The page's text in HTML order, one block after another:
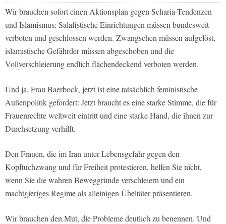
Wir brauchen sofort einen Aktionsplan gegen Scharia-Tendenzen
und Islamismus: Salafistische Einrichtungen müssen bundesweit
verboten und geschlossen werden. Zwangsehen müssen aufgelöst,
islamistische Gefährder müssen abgeschoben und die
Vollverschleierung endlich flächendeckend verboten werden.
Und ja, Frau Baerbock, jetzt ist eine tatsächlich feministische
Außenpolitik gefordert: Jetzt braucht es eine starke Stimme, die für
Frauenrechte weltweit eintritt und eine starke Hand, die ihnen zur
Durchsetzung verhilft.
Den Frauen, die im Iran unter Lebensgefahr gegen den
Kopftuchzwang und für Freiheit protestieren, helfen Sie nicht,
wenn Sie die wahren Beweggründe verschleiern und ein
machtgieriges Regime als alleinigen Übeltäter präsentieren.
Wir brauchen den Mut, die Probleme deutlich zu benennen. Und